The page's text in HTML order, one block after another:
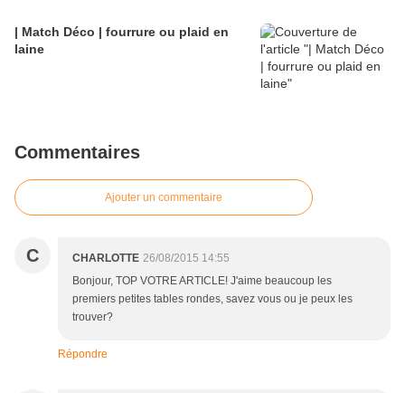
| Match Déco | fourrure ou plaid en
laine
Commentaires
Ajouter un commentaire
C CHARLOTTE 26/08/2015 14:55
Bonjour, TOP VOTRE ARTICLE! J'aime beaucoup les
premiers petites tables rondes, savez vous ou je peux les
trouver?
Répondre